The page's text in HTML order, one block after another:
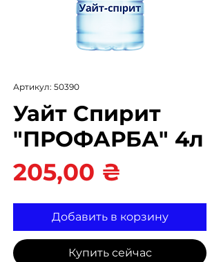
Артикул: 50390
Уайт Спирит
"ПРОФАРБА" 4л
205,00 ₴
Добавить в корзину
Купить сейчас